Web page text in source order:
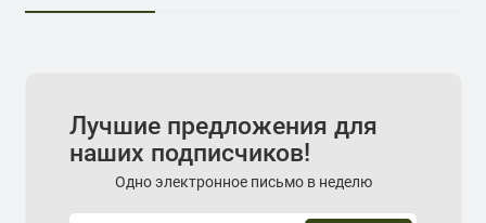
Лучшие предложения для
наших подписчиков!
Одно электронное письмо в неделю